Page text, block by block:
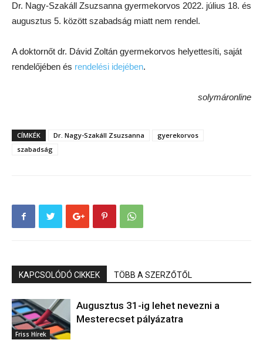
Dr. Nagy-Szakáll Zsuzsanna gyermekorvos 2022. július 18. és
augusztus 5. között szabadság miatt nem rendel.
A doktornőt dr. Dávid Zoltán gyermekorvos helyettesíti, saját
rendelőjében és rendelési idejében.
solymáronline
CÍMKÉK Dr. Nagy-Szakáll Zsuzsanna
gyerekorvos
szabadság
KAPCSOLÓDÓ CIKKEK TÖBB A SZERZŐTŐL
Friss Hírek
Augusztus 31-ig lehet nevezni a
Mesterecset pályázatra